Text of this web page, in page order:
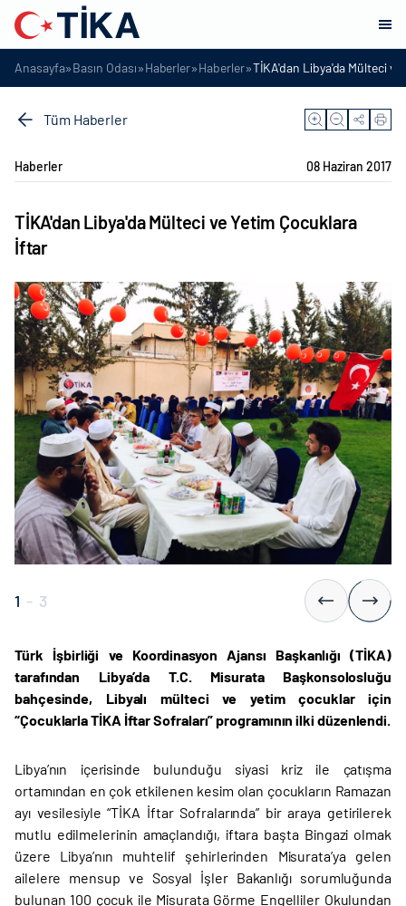
Anasayfa»Basın Odası»Haberler»Haberler»TİKA'dan Libya'da Mülteci
Tüm Haberler
Haberler 08 Haziran 2017
TİKA'dan Libya'da Mülteci ve Yetim Çocuklara
İftar
1 - 3
Türk İşbirliği ve Koordinasyon Ajansı Başkanlığı (TİKA)
tarafından Libya’da T.C. Misurata Başkonsolosluğu
bahçesinde, Libyalı mülteci ve yetim çocuklar için
“Çocuklarla TİKA İftar Sofraları” programının ilki düzenlendi.
Libya’nın içerisinde bulunduğu siyasi kriz ile çatışma
ortamından en çok etkilenen kesim olan çocukların Ramazan
ayı vesilesiyle “TİKA İftar Sofralarında” bir araya getirilerek
mutlu edilmelerinin amaçlandığı, iftara başta Bingazi olmak
üzere Libya’nın muhtelif şehirlerinden Misurata’ya gelen
ailelere mensup ve Sosyal İşler Bakanlığı sorumluğunda
bulunan 100 çocuk ile Misurata Görme Engelliler Okulundan